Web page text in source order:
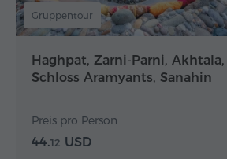
Gruppentour
Haghpat, Zarni-Parni, Akhtala,
Schloss Aramyants, Sanahin
Preis pro Person
44.12 USD